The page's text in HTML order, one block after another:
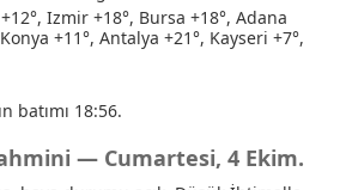
Izmir +18°, Bursa +18°, Adana
+11°, Antalya +21°, Kayseri +7°,
batımı 18:56.
— Cumartesi, 4 Ekim.